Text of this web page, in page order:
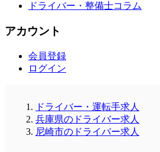
ドライバー・整備士コラム
アカウント
会員登録
ログイン
ドライバー・運転手求人
兵庫県のドライバー求人
尼崎市のドライバー求人